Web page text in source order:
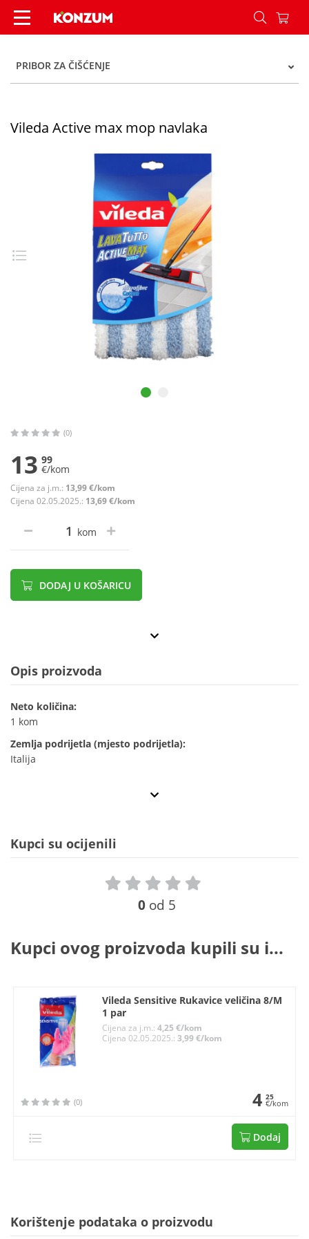
Vileda Active max mop navlaka - Konzum
PRIBOR ZA ČIŠĆENJE
Vileda Active max mop navlaka
(0)
13 99
€/kom
Cijena za j.m.: 13,99 €/kom
Cijena 02.05.2025.: 13,69 €/kom
kom
DODAJ U KOŠARICU
Opis proizvoda
Neto količina:
1 kom
Zemlja podrijetla (mjesto podrijetla):
Italija
Kupci su ocijenili
0 od 5
Kupci ovog proizvoda kupili su i...
Vileda Sensitive Rukavice veličina 8/M
1 par
Cijena za j.m.:4,25 €/kom
Cijena 02.05.2025.:3,99 €/kom
(0) 4 25
€/kom
Dodaj
Korištenje podataka o proizvodu